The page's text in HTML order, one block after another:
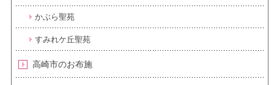
かぶら聖苑
すみれケ丘聖苑
高崎市のお布施